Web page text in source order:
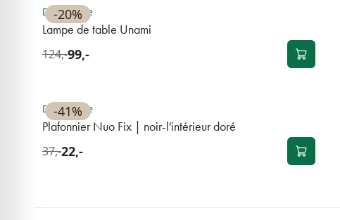
-20%
Disponible
Lampe de table Unami
124,-99,-
-41%
Disponible
Plafonnier Nuo Fix | noir-l'intérieur doré
37,-22,-